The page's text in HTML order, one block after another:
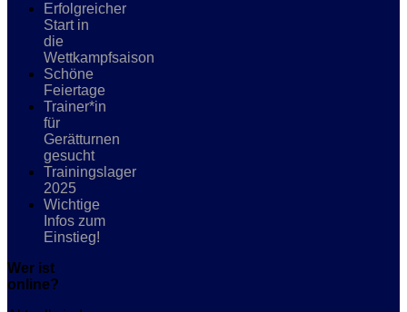
Erfolgreicher
Start in
die
Wettkampfsaison
Schöne
Feiertage
Trainer*in
für
Gerätturnen
gesucht
Trainingslager
2025
Wichtige
Infos zum
Einstieg!
Wer ist
online?